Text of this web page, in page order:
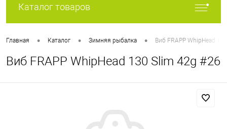
Каталог товаров
Главная • Каталог • Зимняя рыбалка • Виб FRAPP WhipHead
Виб FRAPP WhipHead 130 Slim 42g #26